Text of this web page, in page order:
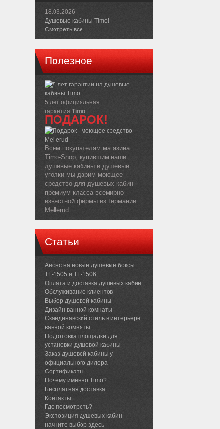
18.03.2026
Душевые кабины Timo!
Смотреть все...
Полезное
5 лет официальная
гарантия Timo
ПОДАРОК!
Всем покупателям магазина
Timo-Shop, купившим наши
душевые кабины и душевые
уголки мы дарим моющее
средство для душевых кабин
премиум класса всемирно
известной фирмы из Германии
Mellerud.
Статьи
Анонс на новые душевые боксы
TL-1505 и TL-1506
Оплата и доставка душевых кабин
Обслуживание клиентов
Выбор душевой кабины
Дизайн ванной комнаты
Скандинавский стиль в интерьере
ванной комнаты
Подготовка площадки для
установки душевой кабины
Заказ душевой кабины у
официального дилера
Сертификаты
Почему именно Timo?
Бесплатная доставка
Контакты
Где посмотреть?
Экспозиция душевых кабин —
начните выбор здесь